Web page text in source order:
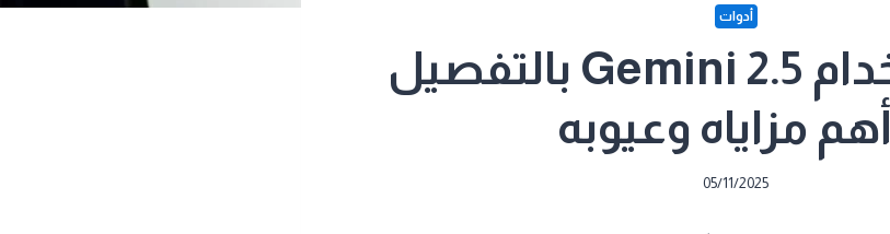
أدوات
دليل استخدام Gemini 2.5 بالتفصيل
مزاياه وعيوبه
05/11/2025